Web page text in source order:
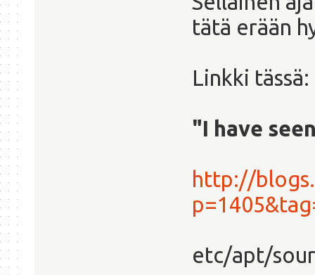
tätä erään
Linkki tässä:
"I have
http://
etc/apt/